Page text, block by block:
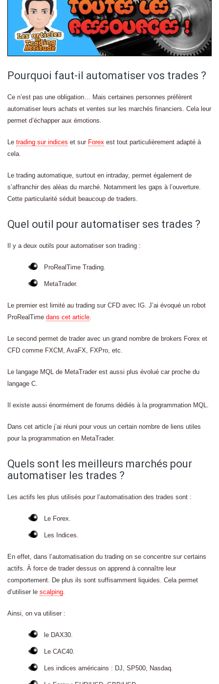
Pourquoi faut-il automatiser vos trades ?
Ce n’est pas une obligation… Mais certaines personnes préfèrent
automatiser leurs achats et ventes sur les marchés financiers. Cela leur
permet d’échapper aux émotions.
Le trading sur indices et sur Forex est tout particulièrement adapté à
cela.
Le trading automatique, surtout en intraday, permet également de
s’affranchir des aléas du marché. Notamment les gaps à l’ouverture.
Cette particularité séduit beaucoup de traders.
Quel outil pour automatiser ses trades ?
Il y a deux outils pour automatiser son trading :
ProRealTime Trading.
MetaTrader.
Le premier est limité au trading sur CFD avec IG. J’ai évoqué un robot
ProRealTime dans cet article.
Le second permet de trader avec un grand nombre de brokers Forex et
CFD comme FXCM, AvaFX, FXPro, etc.
Le langage MQL de MetaTrader est aussi plus évolué car proche du
langage C.
Il existe aussi énormément de forums dédiés à la programmation MQL.
Dans cet article j’ai réuni pour vous un certain nombre de liens utiles
pour la programmation en MetaTrader.
Quels sont les meilleurs marchés pour
automatiser les trades ?
Les actifs les plus utilisés pour l’automatisation des trades sont :
Le Forex.
Les Indices.
En effet, dans l’automatisation du trading on se concentre sur certains
actifs. À force de trader dessus on apprend à connaître leur
comportement. De plus ils sont suffisamment liquides. Cela permet
d’utiliser le scalping.
Ainsi, on va utiliser :
le DAX30.
Le CAC40.
Les indices américains : DJ, SP500, Nasdaq.